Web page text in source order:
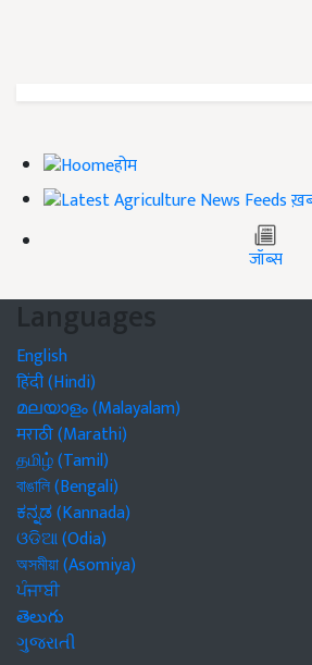
होम
जॉब्स
Languages
English
हिंदी (Hindi)
മലയാളം (Malayalam)
मराठी (Marathi)
தமிழ் (Tamil)
বাঙালি (Bengali)
ಕನ್ನಡ (Kannada)
ଓଡିଆ (Odia)
অসমীয়া (Asomiya)
ਪੰਜਾਬੀ
తెలుగు
ગુજરાતી